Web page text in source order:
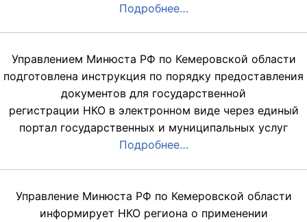
Подробнее…
Управлением Минюста РФ по Кемеровской области
подготовлена инструкция по порядку предоставления
документов для государственной
регистрации НКО в электронном виде через единый
портал государственных и муниципальных услуг
Подробнее…
Управление Минюста РФ по Кемеровской области
информирует НКО региона о применении